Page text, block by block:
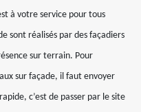
à votre service pour tous
sont réalisés par des façadiers
sur terrain. Pour
sur façade, il faut envoyer
c’est de passer par le site